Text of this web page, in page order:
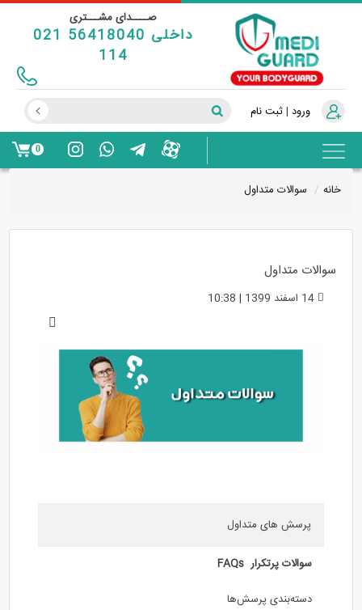
صــــدای مشـــتری
021 56418040 داخلی
114
ورود |ثبت نام
0
خانه سوالات متداول
سوالات متداول
14 اسفند 1399 | 10:38
پرسش های متداول
سوالات پرتکرارFAQs
دسته‌بندی پرسش‌ها